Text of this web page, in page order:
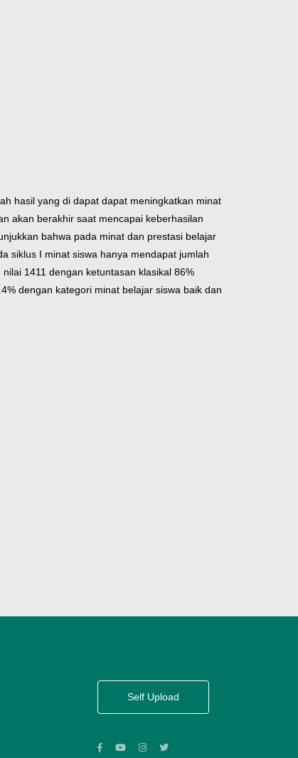
hasil yang di dapat dapat meningkatkan minat
akan berakhir saat mencapai keberhasilan
bahwa pada minat dan prestasi belajar
siklus I minat siswa hanya mendapat jumlah
1411 dengan ketuntasan klasikal 86%
dengan kategori minat belajar siswa baik dan
Self Upload